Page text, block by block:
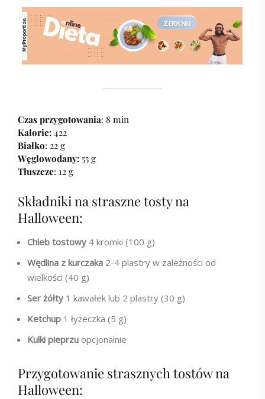
Czas przygotowania: 8 min
Kalorie: 422
Białko: 22 g
Węglowodany: 55 g
Tłuszcze: 12 g
Składniki na straszne tosty na
Halloween:
Chleb tostowy 4 kromki (100 g)
Wędlina z kurczaka 2-4 plastry w zależności od
wielkości (40 g)
Ser żółty 1 kawałek lub 2 plastry (30 g)
Ketchup 1 łyżeczka (5 g)
Kulki pieprzu opcjonalnie
Przygotowanie strasznych tostów na
Halloween: